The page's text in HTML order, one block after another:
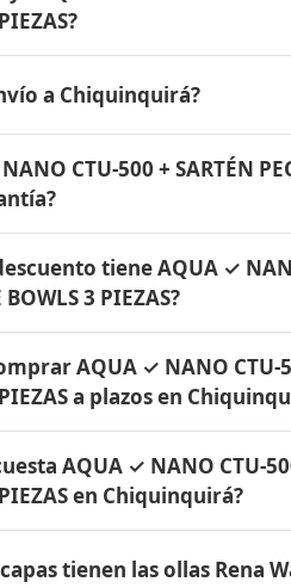
Ware + Bowls Rena Ware +
Ware con garantía de por
a Chiquinquirá?
a Chiquinquirá, Boyacá
CTU-500 + SARTÉN
BOWLS 3 PIEZAS tienen
Ware fabricados en acero
tiene AQUA ✓
BOWLS 3 PIEZAS?
Contáctame por WhatsApp
AQUA ✓ NANO CTU-
a plazos en
solo el 10% de inicial y pagar
y todo Colombia.
AQUA ✓ NANO CTU-
en Chiquinquirá?
todo Colombia. Contáctame
tienen las ollas Rena